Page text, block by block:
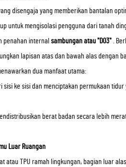
disengaja yang memberikan bantalan
untuk mengisolasi pengguna dari tanah
penahan internal sambungan atau "D03"
.
lapisan atas dan bawah alas dengan
dua manfaat utama:
sisi ke sisi dan menciptakan permukaan
berat badan secara lebih
Luar Ruangan
atau TPU ramah lingkungan, bagian luar